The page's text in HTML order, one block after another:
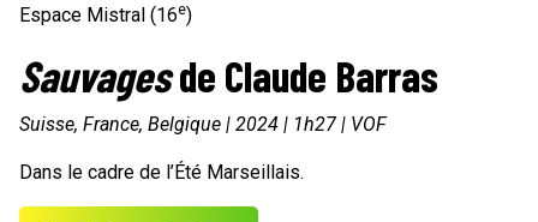
Espace Mistral (16e)
Sauvagesde Claude Barras
Suisse, France, Belgique | 2024 | 1h27 | VOF
Dans le cadre de l’Été Marseillais.